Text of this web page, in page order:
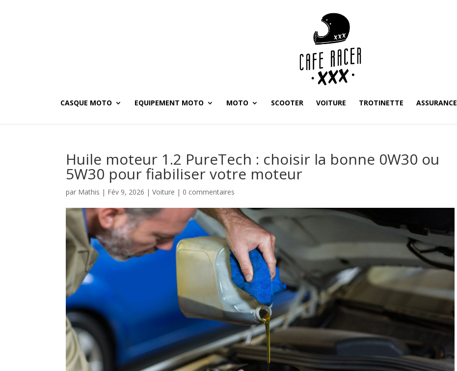
CASQUE MOTO EQUIPEMENT MOTO MOTO SCOOTER VOITURE TROTINETTE ASSURANCE
Huile moteur 1.2 PureTech : choisir la bonne 0W30 ou
5W30 pour fiabiliser votre moteur
par Mathis | Fév 9, 2026 |Voiture | 0 commentaires